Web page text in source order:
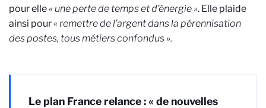
pour elle« une perte de temps et d’énergie ». Elle plaide
ainsi pour« remettre de l’argent dans la pérennisation
des postes, tous métiers confondus ».
Le plan France relance : « de nouvelles